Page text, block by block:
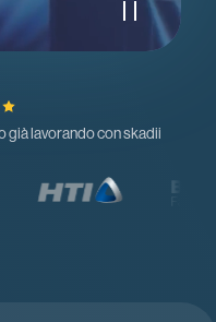
già lavorando con skadii